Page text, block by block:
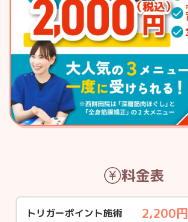
料金表
トリガーポイント施術 2,200円